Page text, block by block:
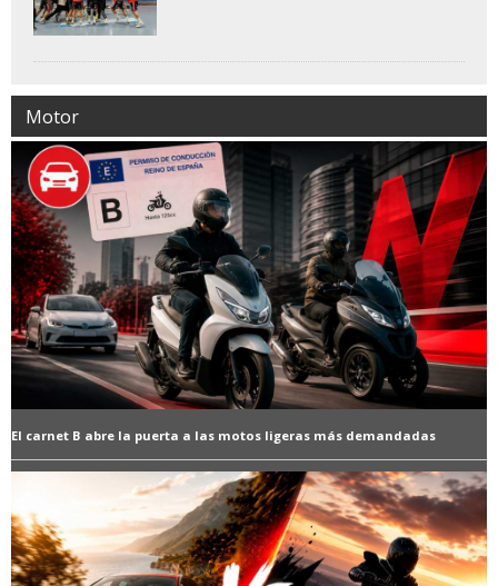
Motor
El carnet B abre la puerta a las motos ligeras más demandadas